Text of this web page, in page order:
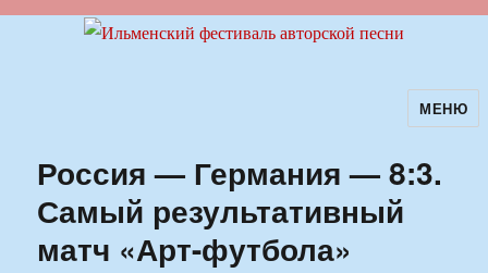
Ильменский фестиваль авторскойМЕНЮ
Россия — Германия — 8:3.
Самый результативный
матч «Арт-футбола»